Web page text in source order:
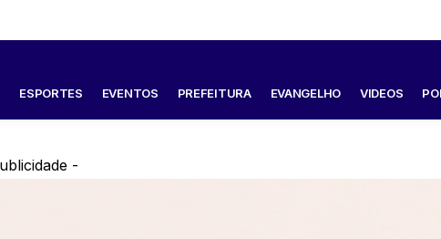
ESPORTES EVENTOS PREFEITURA EVANGELHO VIDEOS
-